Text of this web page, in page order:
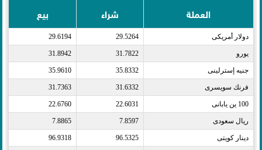
العملة شراء بيع
دولار أمريكى​ 29.5264
29.6194
يورو​ 31.7822
31.8942
جنيه إسترلينى​ 35.8332
35.9610
فرنك سويسرى​ 31.6332
31.7363
100 ين يابانى​ 22.6031
22.6760
ريال سعودى​ 7.8597
7.8865
دينار كويتى​ 96.5325
96.9318